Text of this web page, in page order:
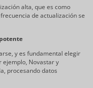
alta, que es como
de actualización se
y es fundamental elegir
ejemplo, Novastar y
procesando datos